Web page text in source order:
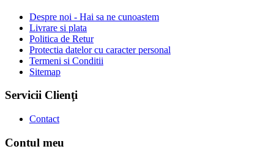
Despre noi - Hai sa ne cunoastem
Livrare si plata
Politica de Retur
Protectia datelor cu caracter personal
Termeni si Conditii
Sitemap
Servicii Clienţi
Contact
Contul meu